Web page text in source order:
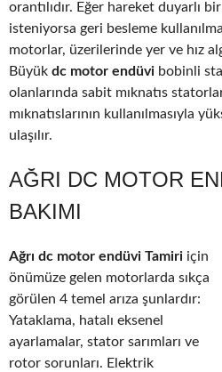
orantılıdır. Eğer hareket duyarlı
isteniyorsa geri besleme
motorlar, üzerilerinde yer ve hız
Büyük dc motor endüvi bobinli
olanlarında sabit mıknatıs
mıknatıslarının kullanılmasıyla
ulaşılır.
AĞRI DC MOTOR
BAKIMI
Ağrı dc motor endüvi Tamiri için
önümüze gelen motorlarda sıkça
görülen 4 temel arıza şunlardır:
Yataklama, hatalı eksenel
ayarlamalar, stator sarımları ve
rotor sorunları. Elektrik